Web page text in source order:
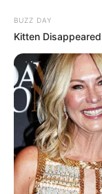
BUZZ DAY
Kitten